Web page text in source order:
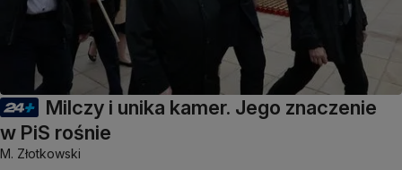
Milczy i unika kamer. Jego znaczenie
w PiS rośnie
M. Złotkowski